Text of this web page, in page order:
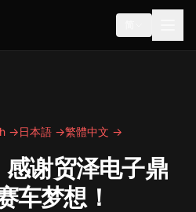
→日本語 →繁體中文 →
谢贸泽电子鼎
车梦想！